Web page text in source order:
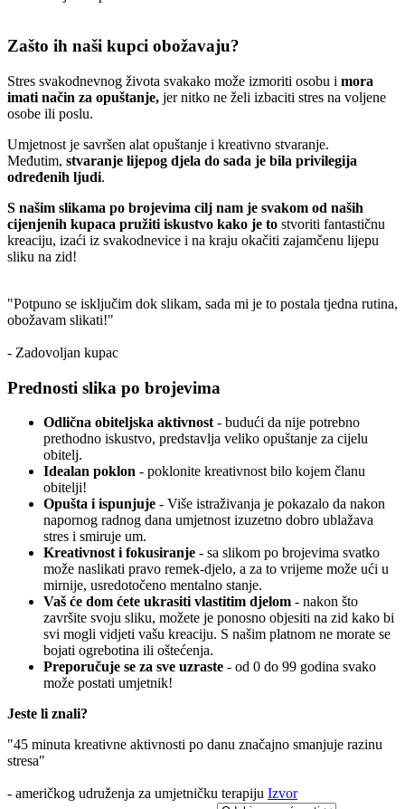
Zašto ih naši kupci obožavaju?
Stres svakodnevnog života svakako može izmoriti osobu i mora
imati način za opuštanje, jer nitko ne želi izbaciti stres na voljene
osobe ili poslu.
Umjetnost je savršen alat opuštanje i kreativno stvaranje.
Međutim, stvaranje lijepog djela do sada je bila privilegija
određenih ljudi.
S našim slikama po brojevima cilj nam je svakom od naših
cijenjenih kupaca pružiti iskustvo kako je to stvoriti fantastičnu
kreaciju, izaći iz svakodnevice i na kraju okačiti zajamčenu lijepu
sliku na zid!
"Potpuno se isključim dok slikam, sada mi je to postala tjedna rutina,
obožavam slikati!"
- Zadovoljan kupac
Prednosti slika po brojevima
Odlična obiteljska aktivnost- budući da nije potrebno
prethodno iskustvo, predstavlja veliko opuštanje za cijelu
obitelj.
Idealan poklon - poklonite kreativnost bilo kojem članu
obitelji!
Opušta i ispunjuje - Više istraživanja je pokazalo da nakon
napornog radnog dana umjetnost izuzetno dobro ublažava
stres i smiruje um.
Kreativnost i fokusiranje - sa slikom po brojevima svatko
može naslikati pravo remek-djelo, a za to vrijeme može ući u
mirnije, usredotočeno mentalno stanje.
Vaš će dom ćete ukrasiti vlastitim djelom - nakon što
završite svoju sliku, možete je ponosno objesiti na zid kako bi
svi mogli vidjeti vašu kreaciju. S našim platnom ne morate se
bojati ogrebotina ili oštećenja.
Preporučuje se za sve uzraste - od 0 do 99 godina svako
može postati umjetnik!
Jeste li znali?
"45 minuta kreativne aktivnosti po danu značajno smanjuje razinu
stresa"
- američkog udruženja za umjetničku terapiju Izvor